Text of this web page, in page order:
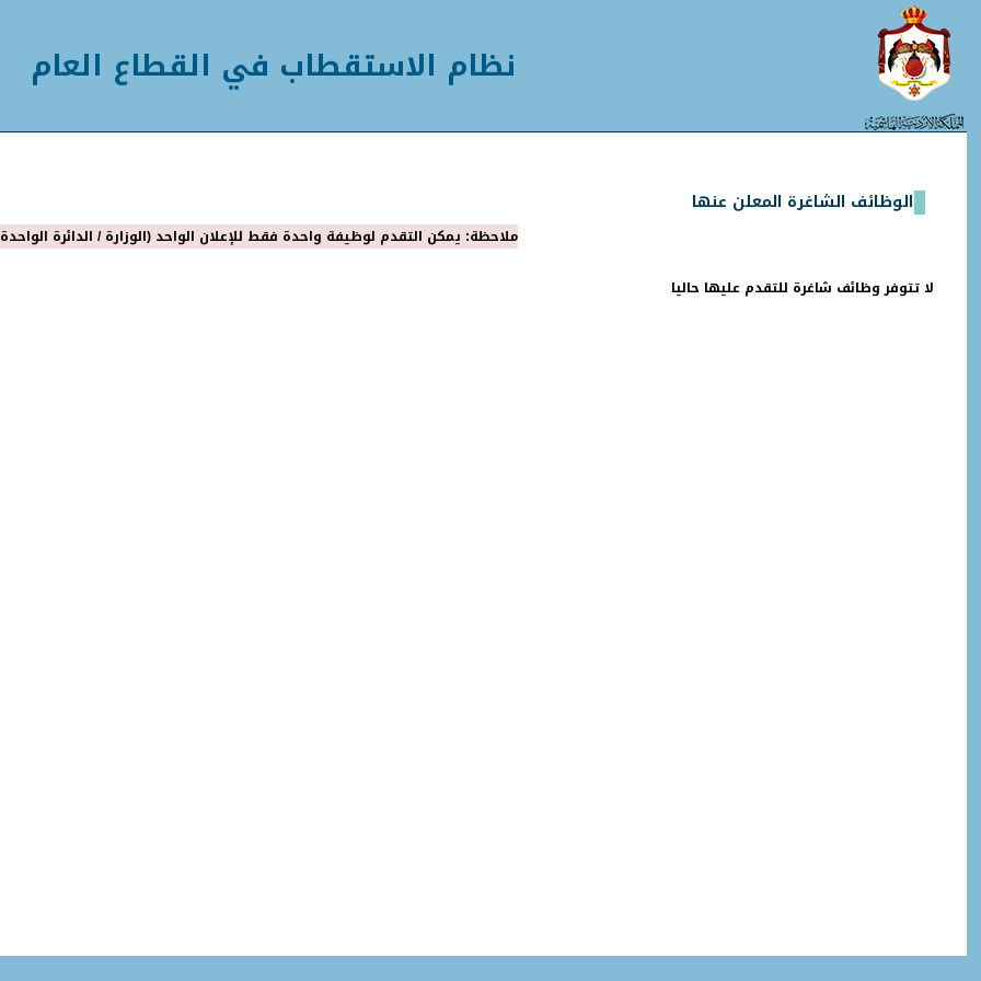
نظام الاستقطاب في القطاع العام
الوظائف الشاغرة المعلن عنها
ملاحظة: يمكن التقدم لوظيفة واحدة فقط للإعلان الواحد (الوزارة / الدائرة
لا تتوفر وظائف شاغرة للتقدم عليها حاليا